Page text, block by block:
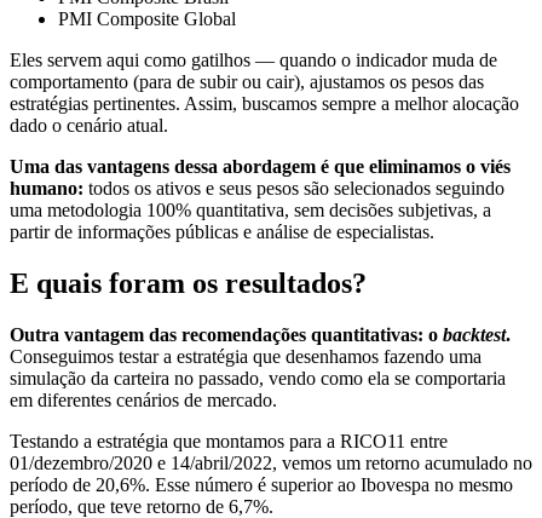
PMI Composite Global
Eles servem aqui como gatilhos — quando o indicador muda de
comportamento (para de subir ou cair), ajustamos os pesos das
estratégias pertinentes. Assim, buscamos sempre a melhor alocação
dado o cenário atual.
Uma das vantagens dessa abordagem é que eliminamos o viés
humano: todos os ativos e seus pesos são selecionados seguindo
uma metodologia 100% quantitativa, sem decisões subjetivas, a
partir de informações públicas e análise de especialistas.
E quais foram os resultados?
Outra vantagem das recomendações quantitativas: o backtest.
Conseguimos testar a estratégia que desenhamos fazendo uma
simulação da carteira no passado, vendo como ela se comportaria
em diferentes cenários de mercado.
Testando a estratégia que montamos para a RICO11 entre
01/dezembro/2020 e 14/abril/2022, vemos um retorno acumulado no
período de 20,6%. Esse número é superior ao Ibovespa no mesmo
período, que teve retorno de 6,7%.